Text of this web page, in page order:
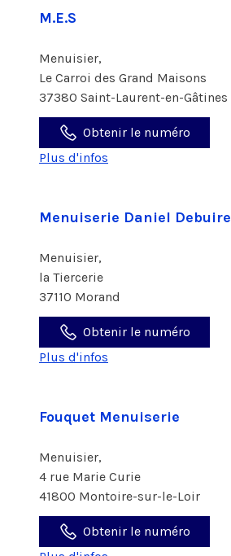
M.E.S
Menuisier,
Le Carroi des Grand Maisons
37380 Saint-Laurent-en-Gâtines
Obtenir le numéro
Plus d'infos
Menuiserie Daniel Debuire
Menuisier,
la Tiercerie
37110 Morand
Obtenir le numéro
Plus d'infos
Fouquet Menuiserie
Menuisier,
4 rue Marie Curie
41800 Montoire-sur-le-Loir
Obtenir le numéro